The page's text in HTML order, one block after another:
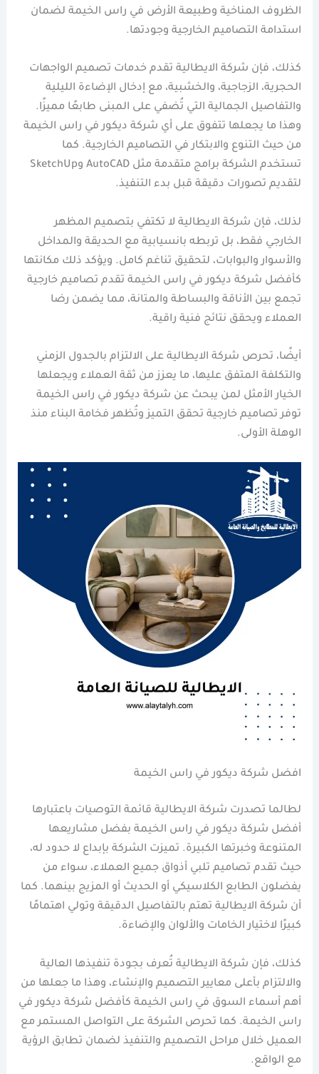
الظروف المناخية وطبيعة الأرض في راس الخيمة لضمان
استدامة التصاميم الخارجية وجودتها.
كذلك، فإن شركة الايطالية تقدم خدمات تصميم الواجهات
الحجرية، الزجاجية، والخشبية، مع إدخال الإضاءة الليلية
والتفاصيل الجمالية التي تُضفي على المبنى طابعًا مميزًا.
وهذا ما يجعلها تتفوق على أي شركة ديكور في راس الخيمة
من حيث التنوع والابتكار في التصاميم الخارجية. كما
تستخدم الشركة برامج متقدمة مثل AutoCAD وSketchUp
لتقديم تصورات دقيقة قبل بدء التنفيذ.
لذلك، فإن شركة الايطالية لا تكتفي بتصميم المظهر
الخارجي فقط، بل تربطه بانسيابية مع الحديقة والمداخل
والأسوار والبوابات، لتحقيق تناغم كامل. ويؤكد ذلك مكانتها
كأفضل شركة ديكور في راس الخيمة تقدم تصاميم خارجية
تجمع بين الأناقة والبساطة والمتانة، مما يضمن رضا
العملاء ويحقق نتائج فنية راقية.
أيضًا، تحرص شركة الايطالية على الالتزام بالجدول الزمني
والتكلفة المتفق عليها، ما يعزز من ثقة العملاء ويجعلها
الخيار الأمثل لمن يبحث عن شركة ديكور في راس الخيمة
توفر تصاميم خارجية تحقق التميز وتُظهر فخامة البناء منذ
الوهلة الأولى.
افضل شركة ديكور في راس الخيمة
لطالما تصدرت شركة الايطالية قائمة التوصيات باعتبارها
أفضل شركة ديكور في راس الخيمة بفضل مشاريعها
المتنوعة وخبرتها الكبيرة. تميزت الشركة بإبداع لا حدود له،
حيث تقدم تصاميم تلبي أذواق جميع العملاء، سواء من
يفضلون الطابع الكلاسيكي أو الحديث أو المزيج بينهما. كما
أن شركة الايطالية تهتم بالتفاصيل الدقيقة وتولي اهتمامًا
كبيرًا لاختيار الخامات والألوان والإضاءة.
كذلك، فإن شركة الايطالية تُعرف بجودة تنفيذها العالية
والالتزام بأعلى معايير التصميم والإنشاء، وهذا ما جعلها من
أهم أسماء السوق في راس الخيمة كأفضل شركة ديكور في
راس الخيمة. كما تحرص الشركة على التواصل المستمر مع
العميل خلال مراحل التصميم والتنفيذ لضمان تطابق الرؤية
مع الواقع.